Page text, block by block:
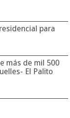
para
más de mil 500
El Palito